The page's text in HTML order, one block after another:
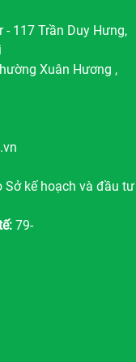
- 117 Trần Duy Hưng,
Xuân Hương ,
Sở kế hoạch và đầu tư
79-